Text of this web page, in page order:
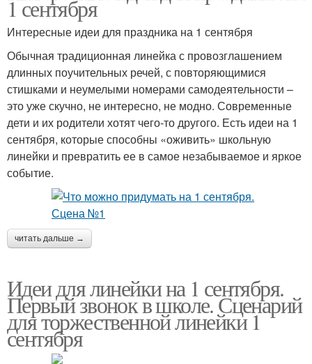
1 сентября
Интересные идеи для праздника на 1 сентября
Обычная традиционная линейка с провозглашением
длинных поучительных речей, с повторяющимися
стишками и неумелыми номерами самодеятельности –
это уже скучно, не интересно, не модно. Современные
дети и их родители хотят чего-то другого. Есть идеи на 1
сентября, которые способны «оживить» школьную
линейки и превратить ее в самое незабываемое и яркое
событие.
читать дальше →
Идеи для линейки на 1 сентября.
Первый звонок в школе. Сценарий
для торжественной линейки 1
сентября